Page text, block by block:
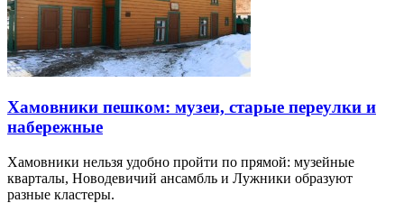
Хамовники пешком: музеи, старые переулки и
набережные
Хамовники нельзя удобно пройти по прямой: музейные
кварталы, Новодевичий ансамбль и Лужники образуют
разные кластеры.